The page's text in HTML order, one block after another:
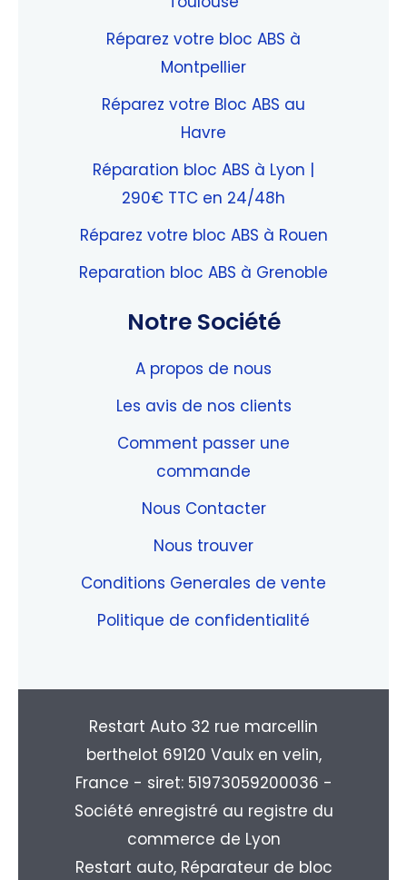
Réparez votre bloc ABS à
Montpellier
Réparez votre Bloc ABS au
Havre
Réparation bloc ABS à Lyon |
290€ TTC en 24/48h
Réparez votre bloc ABS à Rouen
Reparation bloc ABS à Grenoble
Notre Société
A propos de nous
Les avis de nos clients
Comment passer une
commande
Nous Contacter
Nous trouver
Conditions Generales de vente
Politique de confidentialité
Restart Auto 32 rue marcellin
berthelot 69120 Vaulx en velin,
France - siret: 51973059200036 -
Société enregistré au registre du
commerce de Lyon
Restart auto, Réparateur de bloc